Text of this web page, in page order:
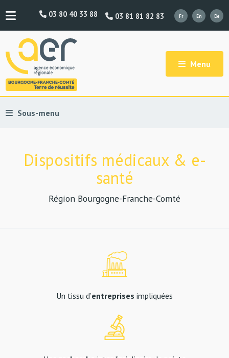
03 81 81 82 83
03 80 40 33 88
Menu
Sous-menu
Dispositifs médicaux & e-
santé
Région Bourgogne-Franche-Comté
Un tissu d’entreprises impliquées